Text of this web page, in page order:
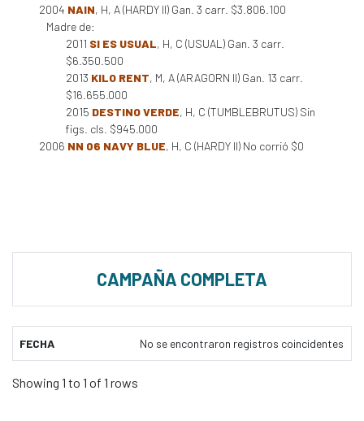
2004 NAIN, H, A (HARDY II) Gan. 3 carr. $3.806.100
Madre de:
2011 SI ES USUAL, H, C (USUAL) Gan. 3 carr.
$6.350.500
2013 KILO RENT, M, A (ARAGORN II) Gan. 13 carr.
$16.655.000
2015 DESTINO VERDE, H, C (TUMBLEBRUTUS) Sin
figs. cls. $945.000
2006 NN 06 NAVY BLUE, H, C (HARDY II) No corrió $0
CAMPAÑA COMPLETA
FECHA No se encontraron registros coincidentes
Showing 1 to 1 of 1 rows